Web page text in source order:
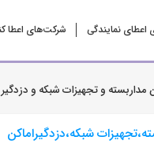
اعطای نمایندگی شرکت‌‌های اعطا
مداربسته و تجهیزات شبکه و
شبکه،دزدگیراماکن